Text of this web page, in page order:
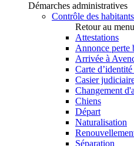
Démarches administratives
Contrôle des
Retour au
Attestations
Annonce perte
Arrivée à
Carte
Casier
Changement
Chiens
Départ
Naturalisation
Séparation